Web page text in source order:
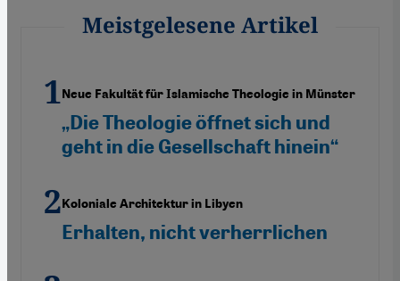
Meistgelesene Artikel
Neue Fakultät für Islamische Theologie in Münster
„Die Theologie öffnet sich und
geht in die Gesellschaft hinein“
Koloniale Architektur in Libyen
Erhalten, nicht verherrlichen